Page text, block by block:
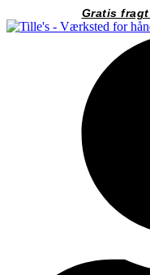
til
Gratis